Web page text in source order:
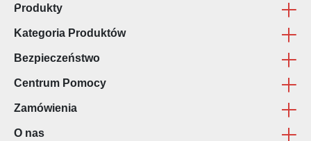
Produkty
Oprawa Prac Dyplomowych
Zaproszenia Komunijne
Wydruk Plansz
Wydruk CAD
Kalendarze Plakatowe
Bezpieczeństwo
Regulamin sklepu internetowego
Regulamin płatności ON-LINE
Polityka Prywatności - RODO
Zamówienia
Terminy realizacji
Centrum Pomocy
FAQ
Kontakt
O nas
Kategoria Produktów
Poligrafia
Reklama
Dekoracja wnętrz
Gadżety z nadrukiem